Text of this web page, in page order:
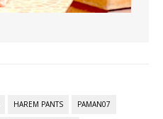
HAREM PANTS PAMAN07